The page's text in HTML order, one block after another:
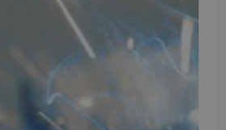
7870 Roslev
dit køretøj, reparation og service
stelnummer eller registreringsnummer.